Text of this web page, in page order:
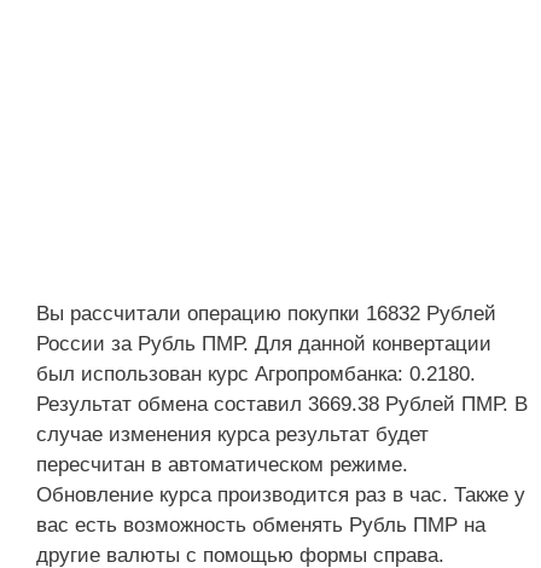
Вы рассчитали операцию покупки 16832 Рублей
России за Рубль ПМР. Для данной конвертации
был использован курс Агропромбанка: 0.2180.
Результат обмена составил 3669.38 Рублей ПМР. В
случае изменения курса результат будет
пересчитан в автоматическом режиме.
Обновление курса производится раз в час. Также у
вас есть возможность обменять Рубль ПМР на
другие валюты с помощью формы справа.